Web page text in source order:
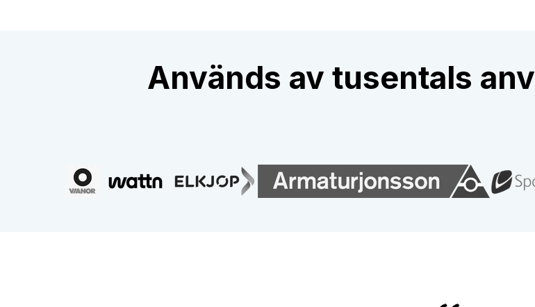
Används av tusentals